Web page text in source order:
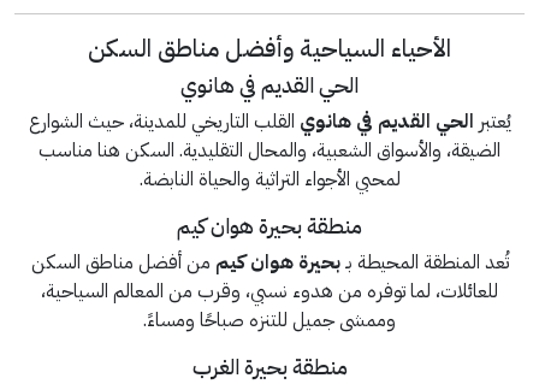
الأحياء السياحية وأفضل مناطق السكن
الحي القديم في هانوي
يُعتبر الحي القديم في هانوي القلب التاريخي للمدينة، حيث الشوارع
الضيقة، والأسواق الشعبية، والمحال التقليدية. السكن هنا مناسب
لمحبي الأجواء التراثية والحياة النابضة.
منطقة بحيرة هوان كيم
تُعد المنطقة المحيطة بـبحيرة هوان كيم من أفضل مناطق السكن
للعائلات، لما توفره من هدوء نسبي، وقرب من المعالم السياحية،
وممشى جميل للتنزه صباحًا ومساءً.
منطقة بحيرة الغرب